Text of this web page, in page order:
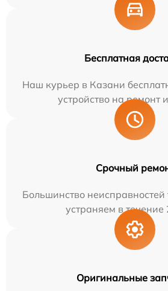
Бесплатная
Наш курьер в Казани
устройство на ремонт
Срочный
Большинство
устраняем в течение
Оригинальные